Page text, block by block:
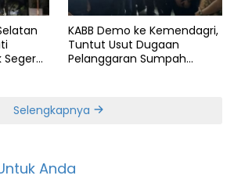
Segera
KABB Demo ke Kemendagri,
Tuntut Usut Dugaan
Pelanggaran Sumpah
Selengkapnya
Anda